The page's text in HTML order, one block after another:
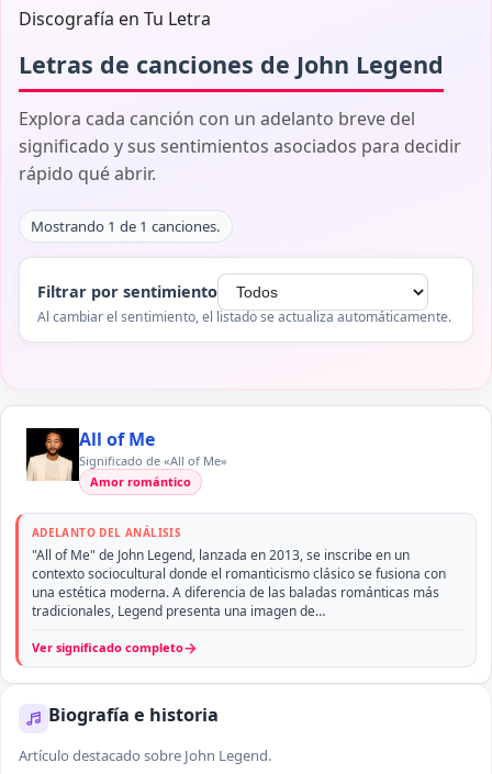
Discografía en Tu Letra
Letras de canciones de John Legend
Explora cada canción con un adelanto breve del
significado y sus sentimientos asociados para decidir
rápido qué abrir.
Mostrando 1 de 1 canciones.
Filtrar por sentimiento
Al cambiar el sentimiento, el listado se actualiza automáticamente.
All of Me
Significado de «All of Me»
Amor romántico
ADELANTO DEL ANÁLISIS
"All of Me" de John Legend, lanzada en 2013, se inscribe en un
contexto sociocultural donde el romanticismo clásico se fusiona con
una estética moderna. A diferencia de las baladas románticas más
tradicionales, Legend presenta una imagen de…
Ver significado completo→
Biografía e historia
Artículo destacado sobre John Legend.